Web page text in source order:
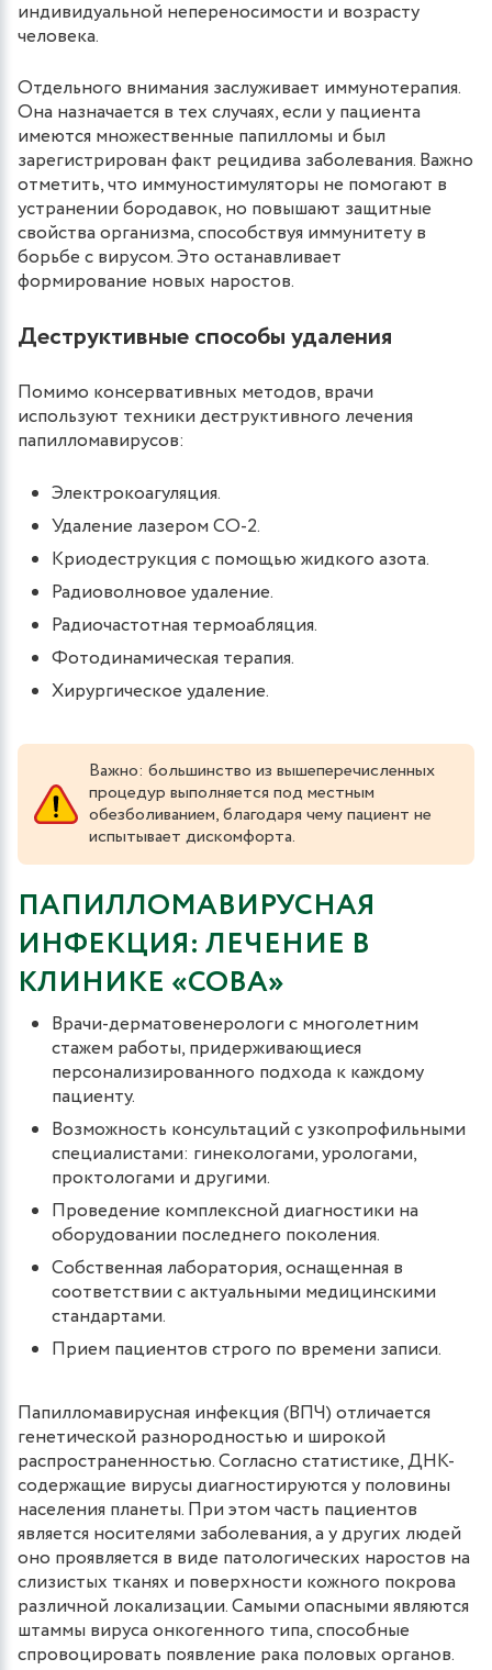
индивидуальной непереносимости и возрасту
человека.
Отдельного внимания заслуживает иммунотерапия.
Она назначается в тех случаях, если у пациента
имеются множественные папилломы и был
зарегистрирован факт рецидива заболевания. Важно
отметить, что иммуностимуляторы не помогают в
устранении бородавок, но повышают защитные
свойства организма, способствуя иммунитету в
борьбе с вирусом. Это останавливает
формирование новых наростов.
Деструктивные способы удаления
Помимо консервативных методов, врачи
используют техники деструктивного лечения
папилломавирусов:
Электрокоагуляция.
Удаление лазером CO-2.
Криодеструкция с помощью жидкого азота.
Радиоволновое удаление.
Радиочастотная термоабляция.
Фотодинамическая терапия.
Хирургическое удаление.
Важно: большинство из вышеперечисленных
процедур выполняется под местным
обезболиванием, благодаря чему пациент не
испытывает дискомфорта.
ПАПИЛЛОМАВИРУСНАЯ
ИНФЕКЦИЯ: ЛЕЧЕНИЕ В
КЛИНИКЕ «СОВА»
Врачи-дерматовенерологи с многолетним
стажем работы, придерживающиеся
персонализированного подхода к каждому
пациенту.
Возможность консультаций с узкопрофильными
специалистами: гинекологами, урологами,
проктологами и другими.
Проведение комплексной диагностики на
оборудовании последнего поколения.
Собственная лаборатория, оснащенная в
соответствии с актуальными медицинскими
стандартами.
Прием пациентов строго по времени записи.
Папилломавирусная инфекция (ВПЧ) отличается
генетической разнородностью и широкой
распространенностью. Согласно статистике, ДНК-
содержащие вирусы диагностируются у половины
населения планеты. При этом часть пациентов
является носителями заболевания, а у других людей
оно проявляется в виде патологических наростов на
слизистых тканях и поверхности кожного покрова
различной локализации. Самыми опасными являются
штаммы вируса онкогенного типа, способные
спровоцировать появление рака половых органов.